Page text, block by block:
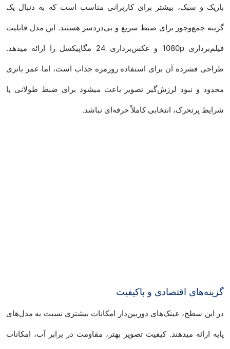
باریک و سبک، بیشتر برای کاربرانی مناسب است که به دنبال یک
گزینه جمع‌وجور برای ضبط سریع و بی‌دردسر هستند. این مدل قابلیت
فیلم‌برداری 1080p و عکس‌برداری 24 مگاپیکسل را ارائه میدهد.
طراحی فشرده آن برای استفاده روزمره جذاب است، اما عمر باتری
محدود و نبود لرزش‌گیر تصویر باعث میشود برای ضبط طولانی یا
شرایط پرتحرک، انتخابی کاملاً حرفه‌ای نباشد.
گزینه‌های اقتصادی و باکیفیت
در این سطح، عینک‌های دوربین‌دار امکانات بیشتری نسبت به مدل‌های
پایه ارائه میدهند. کیفیت تصویر بهتر، مقاومت در برابر آب، امکانات